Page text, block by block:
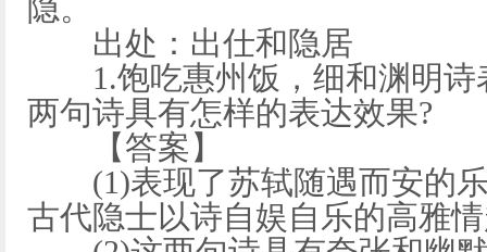
隐。
出处：出仕和隐居
1.饱吃惠州饭，细和渊明诗
两句诗具有怎样的表达效果?
【答案】
(1)表现了苏轼随遇而安的乐
古代隐士以诗自娱自乐的高雅